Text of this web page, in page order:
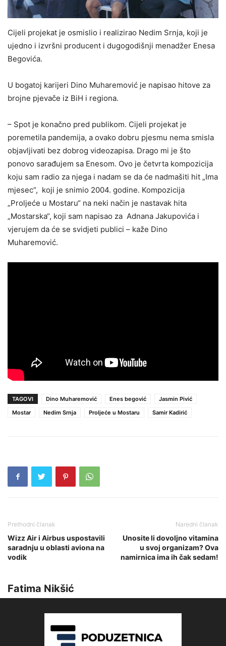
Cijeli projekat je osmislio i realizirao Nedim Srnja, koji je
ujedno i izvršni producent i dugogodišnji menadžer Enesa
Begovića.
U bogatoj karijeri Dino Muharemović je napisao hitove za
brojne pjevače iz BiH i regiona.
– Spot je konačno pred publikom. Cijeli projekat je
poremetila pandemija, a ovako dobru pjesmu nema smisla
objavljivati bez dobrog videozapisa. Drago mi je što
ponovo sarađujem sa Enesom. Ovo je četvrta kompozicija
koju sam radio za njega i nadam se da će nadmašiti hit „Ima
mjesec“, koji je snimio 2004. godine. Kompozicija
„Proljeće u Mostaru“ na neki način je nastavak hita
„Mostarska“, koji sam napisao za Adnana Jakupovića i
vjerujem da će se svidjeti publici – kaže Dino
Muharemović.
TAGOVI Dino Muharemović Enes begović
Jasmin Pivić
Mostar
Nedim Srnja Proljeće u Mostaru Samir Kadirić
Prethodni članak
Wizz Air i Airbus uspostavili
saradnju u oblasti aviona na
vodik
Naredni članak
Unosite li dovoljno vitamina
u svoj organizam? Ova
namirnica ima ih čak sedam!
Fatima Nikšić